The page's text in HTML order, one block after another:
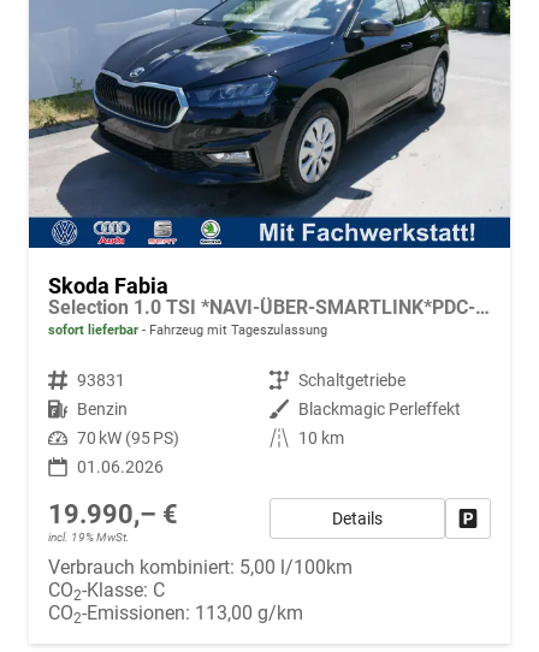
Skoda Fabia
Selection 1.0 TSI *NAVI-ÜBER-SMARTLINK*PDC-HI*LED*SHZ*KLIMA*RADIO
sofort lieferbar Fahrzeug mit Tageszulassung
Fahrzeugnr. 93831 Getriebe Schaltgetriebe
Kraftstoff Benzin Außenfarbe Blackmagic Perleffekt
Leistung 70 kW (95 PS) Kilometerstand
10 km
01.06.2026
19.990,– €
incl. 19% MwSt.
Details
Verbrauch kombiniert: 5,00 l/100km
CO2-Klasse: C
CO2-Emissionen: 113,00 g/km